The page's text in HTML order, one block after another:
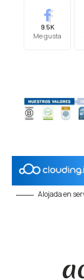
9.5K
Me gusta
Alojada en